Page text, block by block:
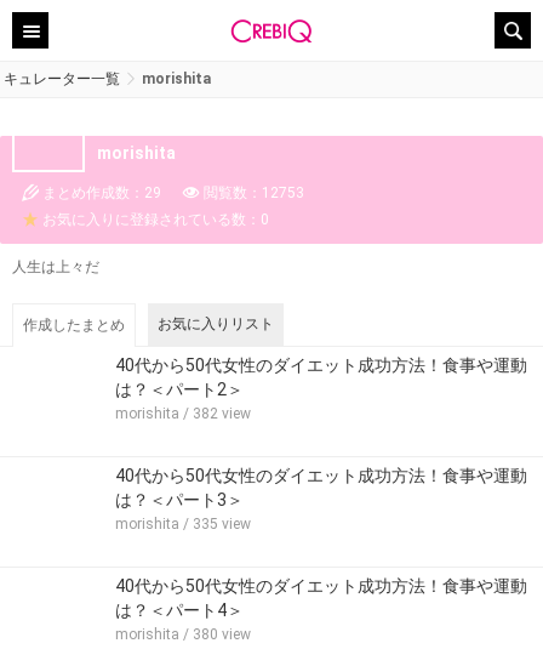
キュレーター一覧 morishita
morishita
まとめ作成数：29
閲覧数：12753
お気に入りに登録されている数：0
人生は上々だ
作成したまとめ お気に入りリスト
40代から50代女性のダイエット成功方法！食事や運動
は？＜パート2＞
morishita / 382 view
40代から50代女性のダイエット成功方法！食事や運動
は？＜パート3＞
morishita / 335 view
40代から50代女性のダイエット成功方法！食事や運動
は？＜パート4＞
morishita / 380 view